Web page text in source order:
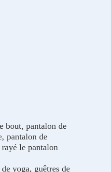
bout, pantalon de
pantalon de
le pantalon
yoga, guêtres de